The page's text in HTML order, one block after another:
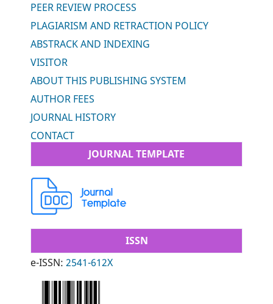
PEER REVIEW PROCESS
PLAGIARISM AND RETRACTION POLICY
ABSTRACK AND INDEXING
VISITOR
ABOUT THIS PUBLISHING SYSTEM
AUTHOR FEES
JOURNAL HISTORY
CONTACT
JOURNAL TEMPLATE
ISSN
e-ISSN:2541-612X